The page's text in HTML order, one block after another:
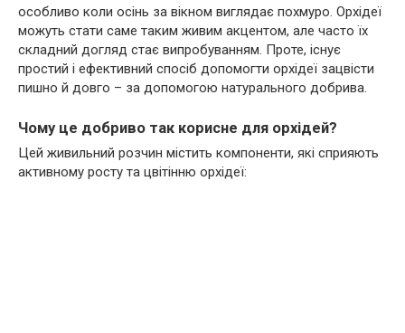
особливо коли осінь за вікном виглядає похмуро. Орхідеї
можуть стати саме таким живим акцентом, але часто їх
складний догляд стає випробуванням. Проте, існує
простий і ефективний спосіб допомогти орхідеї зацвісти
пишно й довго – за допомогою натурального добрива.
Чому це добриво так корисне для орхідей?
Цей живильний розчин містить компоненти, які сприяють
активному росту та цвітінню орхідеї: